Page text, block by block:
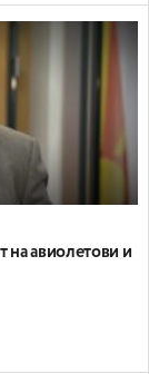
на авиолетови и